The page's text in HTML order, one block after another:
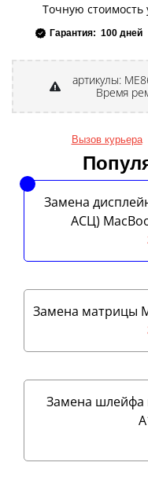
Точную
Гарантия: 100 дней
артикулы:
Время
Вызов курьера
Замена
АСЦ)
Замена матрицы
Замена шлейфа